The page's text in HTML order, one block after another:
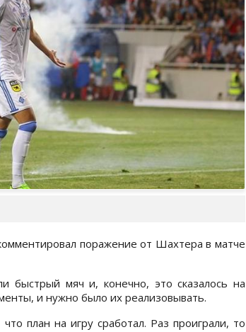
поражение от Шахтера в матче
быстрый мяч и, конечно, это сказалось на
и нужно было их реализовывать.
план на игру сработал. Раз проиграли, то